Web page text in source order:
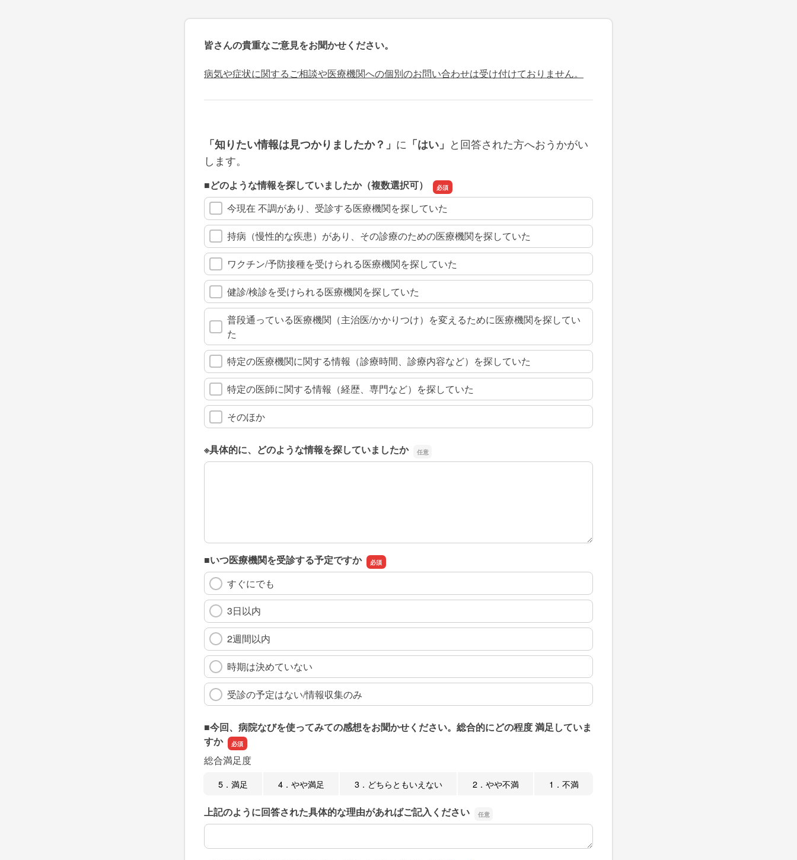
皆さんの貴重なご意見をお聞かせください。
病気や症状に関するご相談や医療機関への個別のお問い合わせは受け付けておりません。
「知りたい情報は見つかりましたか？」 に 「はい」 と回答された方へおうかがい
します。
■どのような情報を探していましたか（複数選択可）
今現在 不調があり、受診する医療機関を探していた
持病（慢性的な疾患）があり、その診療のための医療機関を探していた
ワクチン/予防接種を受けられる医療機関を探していた
健診/検診を受けられる医療機関を探していた
普段通っている医療機関（主治医/かかりつけ）を変えるために医療機関を探してい
た
特定の医療機関に関する情報（診療時間、診療内容など）を探していた
特定の医師に関する情報（経歴、専門など）を探していた
そのほか
※具体的に、どのような情報を探していましたか
※具体的に、どのような情報を探していましたか
■いつ医療機関を受診する予定ですか
すぐにでも
3日以内
2週間以内
時期は決めていない
受診の予定はない/情報収集のみ
■今回、病院なびを使ってみての感想をお聞かせください。総合的にどの程度 満足していま
すか
総合満足度
5．満足 4．やや満足 3．どちらともいえない 2．やや不満 1．不満
上記のように回答された具体的な理由があればご記入ください
上記のように回答された具体的な理由があればご記入ください